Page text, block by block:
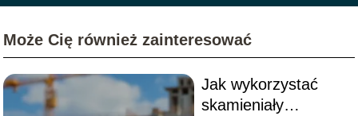
Może Cię również zainteresować
Jak wykorzystać
skamieniały